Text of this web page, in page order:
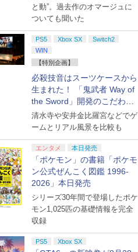
と動”。過去作のオマージュに
ついても聞いた
PS5 Xbox SX
Switch2
WIN
【特別企画】
必殺技音はスーツケースから
生まれた！ 「鬼武者 Way of
the Sword」開発のこだわり
を目撃！
清水寺や安井金比羅宮などでゲ
ームとリアル風景を比較も
エンタメ 本日発売
「ポケモン」の書籍「ポケモ
ン公式ぜんこく図鑑 1996-
2026」本日発売
シリーズ30年間で登場したポケ
モン1,025匹の基礎情報を完全
収録
PS5 Xbox SX